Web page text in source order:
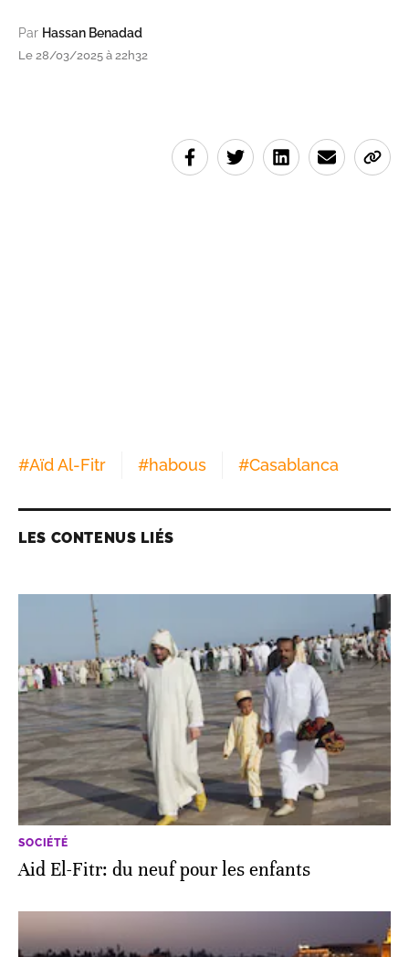
Par Hassan Benadad
Le 28/03/2025 à 22h32
#Aïd Al-Fitr #habous #Casablanca
LES CONTENUS LIÉS
SOCIÉTÉ
Aid El-Fitr: du neuf pour les enfants